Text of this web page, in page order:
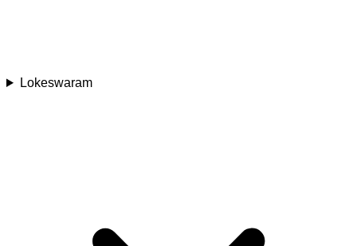
Lokeswaram